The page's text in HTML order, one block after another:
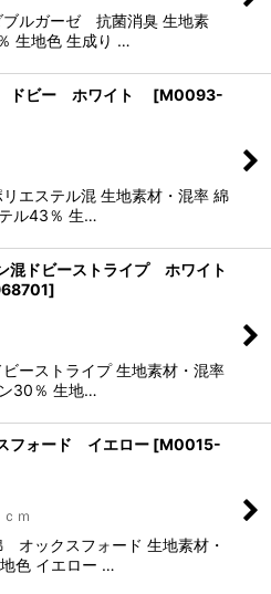
ブルガーゼ 抗菌消臭 生地素
生地色 生成り …
ドビー ホワイト [M0093-
エステル混 生地素材・混率 綿
ル43％ 生…
混ドビーストライプ ホワイト
]
ーストライプ 生地素材・混率
30％ 生地…
フォード イエロー [M0015-
ｍ
オックスフォード 生地素材・
色 イエロー …